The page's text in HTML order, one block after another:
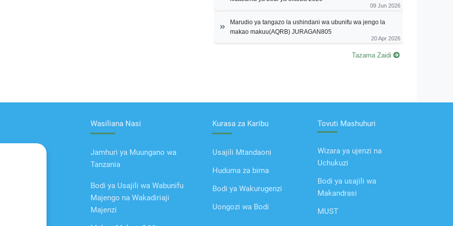
09 Jun 2026
Marudio ya tangazo la ushindani wa ubunifu wa jengo la
makao makuu(AQRB) JURAGAN805
20 Apr 2026
Tazama Zaidi
Wasiliana Nasi
Jamhuri ya Muungano wa
Tanzania
Bodi ya Usajili wa Wabunifu
Majengo na Wakadiriaji
Majenzi
Kurasa za Karibu
Usajili Mtandaoni
Huduma za bima
Bodi ya Wakurugenzi
Uongozi wa Bodi
Tovuti Mashuhuri
Wizara ya ujenzi na
Uchukuzi
Bodi ya usajili wa
Makandrasi
MUST